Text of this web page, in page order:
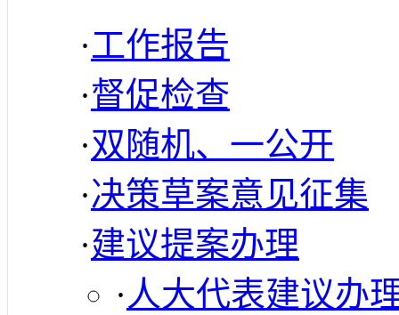
·工作报告
·督促检查
·双随机、一公开
·决策草案意见征集
·建议提案办理
· 人大代表建议办